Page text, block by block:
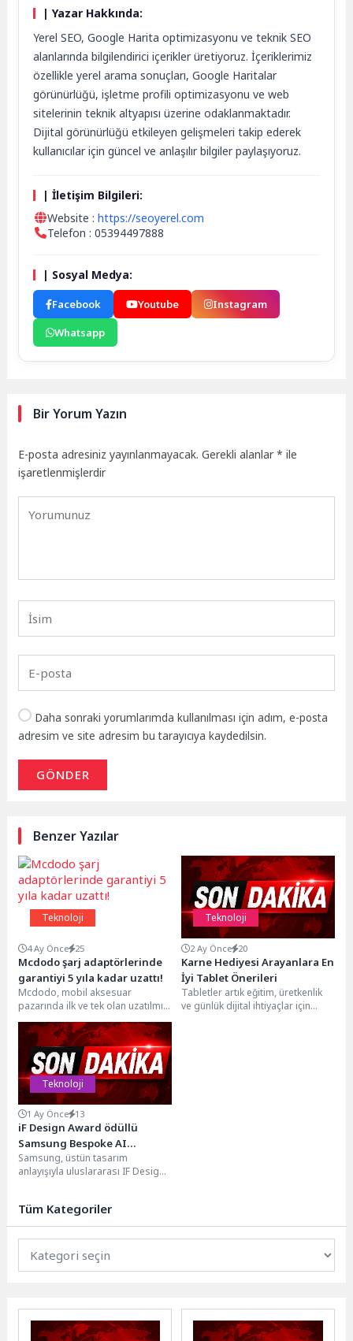
| Yazar Hakkında:
Yerel SEO, Google Harita optimizasyonu ve teknik SEO
alanlarında bilgilendirici içerikler üretiyoruz. İçeriklerimiz
özellikle yerel arama sonuçları, Google Haritalar
görünürlüğü, işletme profili optimizasyonu ve web
sitelerinin teknik altyapısı üzerine odaklanmaktadır.
Dijital görünürlüğü etkileyen gelişmeleri takip ederek
kullanıcılar için güncel ve anlaşılır bilgiler paylaşıyoruz.
| İletişim Bilgileri:
Website :https://seoyerel.com
Telefon : 05394497888
| Sosyal Medya:
Facebook Youtube
Instagram
Whatsapp
Bir Yorum Yazın
E-posta adresiniz yayınlanmayacak. Gerekli alanlar* ile
işaretlenmişlerdir
Daha sonraki yorumlarımda kullanılması için adım, e-posta
adresim ve site adresim bu tarayıcıya kaydedilsin.
GÖNDER
Benzer Yazılar
Teknoloji
4 Ay Önce 25
Mcdodo şarj adaptörlerinde
garantiyi 5 yıla kadar uzattı!
Mcdodo, mobil aksesuar
pazarında ilk ve tek olan uzatılmış
garanti modelini devreye
aldı. Yeni uygulamayla 2...
Teknoloji
2 Ay Önce 20
Karne Hediyesi Arayanlara En
İyi Tablet Önerileri
Tabletler artık eğitim, üretkenlik
ve günlük dijital ihtiyaçlar için
Teknoloji
1 Ay Önce 13
iF Design Award ödüllü
Samsung Bespoke AI
WindFree Pro klimada 6 yıl
garanti ve 6 taksit avantajı
Samsung, üstün tasarım
anlayışıyla uluslararası IF Design
Tüm Kategoriler